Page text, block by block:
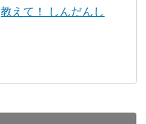
教えて！ しんだんし